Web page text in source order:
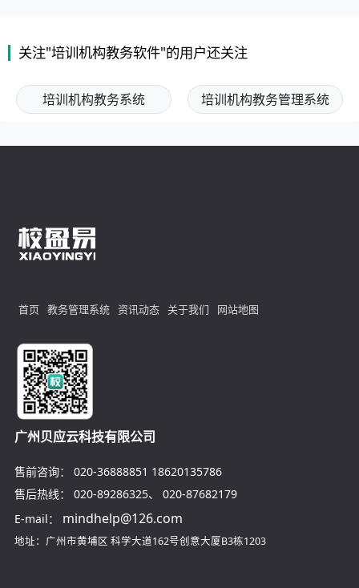
关注"培训机构教务软件"的用户还关注
培训机构教务系统 培训机构教务管理系统
首页 教务管理系统 资讯动态 关于我们 网站地图
广州贝应云科技有限公司
售前咨询： 020-36888851 18620135786
售后热线：
020-89286325、 020-87682179
E-mail：
mindhelp@126.com
地址：广州市黄埔区 科学大道162号创意大厦B3栋1203